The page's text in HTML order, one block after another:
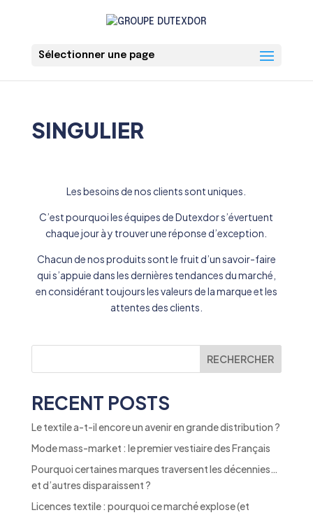
Sélectionner une page
SINGULIER
Les besoins de nos clients sont uniques.
C’est pourquoi les équipes de Dutexdor s’évertuent
chaque jour à y trouver une réponse d’exception.
Chacun de nos produits sont le fruit d’un savoir-faire
qui s’appuie dans les dernières tendances du marché,
en considérant toujours les valeurs de la marque et les
attentes des clients.
RECHERCHER
RECENT POSTS
Le textile a-t-il encore un avenir en grande distribution ?
Mode mass-market : le premier vestiaire des Français
Pourquoi certaines marques traversent les décennies…
et d’autres disparaissent ?
Licences textile : pourquoi ce marché explose (et